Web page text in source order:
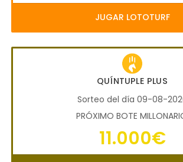
JUGAR LOTOTURF
QUÍNTUPLE PLUS
Sorteo del día 09-08-
PRÓXIMO BOTE
11.000€